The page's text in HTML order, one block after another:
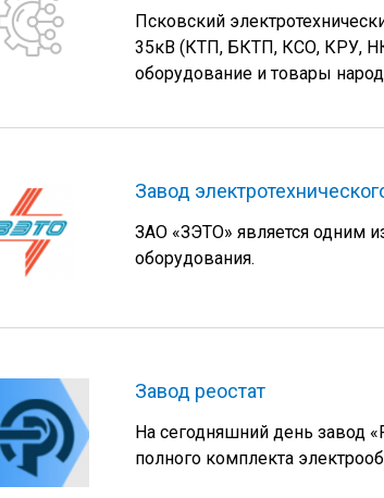
Псковский
35кВ (КТП, БКТП, КСО, КРУ,
оборудование и товары
Завод
ЗАО «ЗЭТО» является одним
оборудования.
Завод реостат
На сегодняшний день завод
полного комплекта